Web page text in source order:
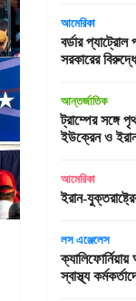
আমেরিকা
বর্ডার প্যাট্রোল
সরকারের
আন্তর্জাতিক
ট্রাম্পের সঙ্গে
ইউক্রেন ও
আমেরিকা
ইরান-
লস এঞ্জেলেস
স্বাস্থ্য